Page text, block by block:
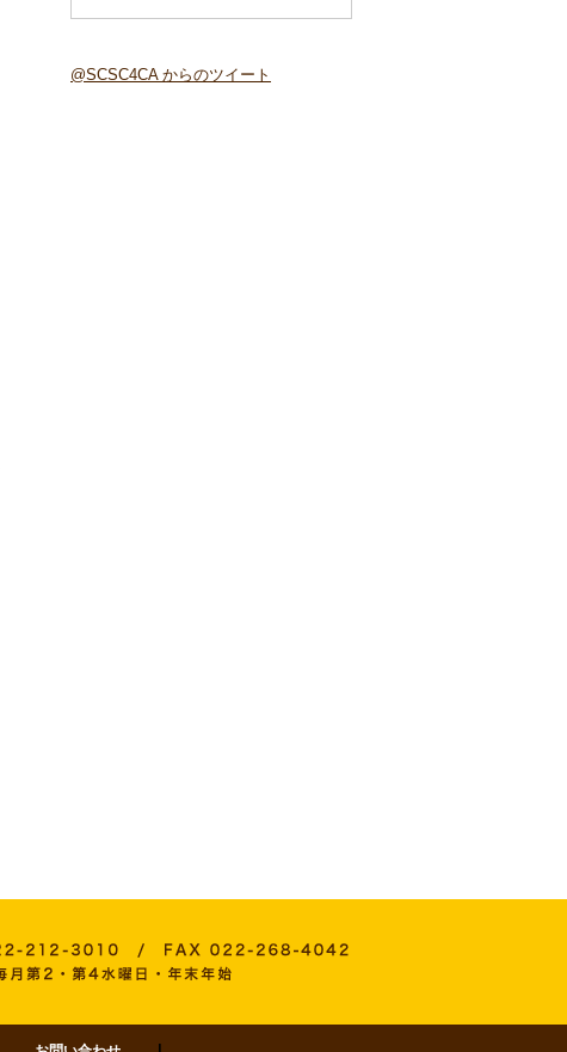
続きを読む
@SCSC4CA からのツイート